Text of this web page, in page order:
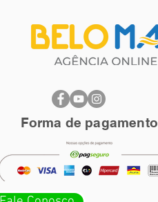
Forma de pagamento